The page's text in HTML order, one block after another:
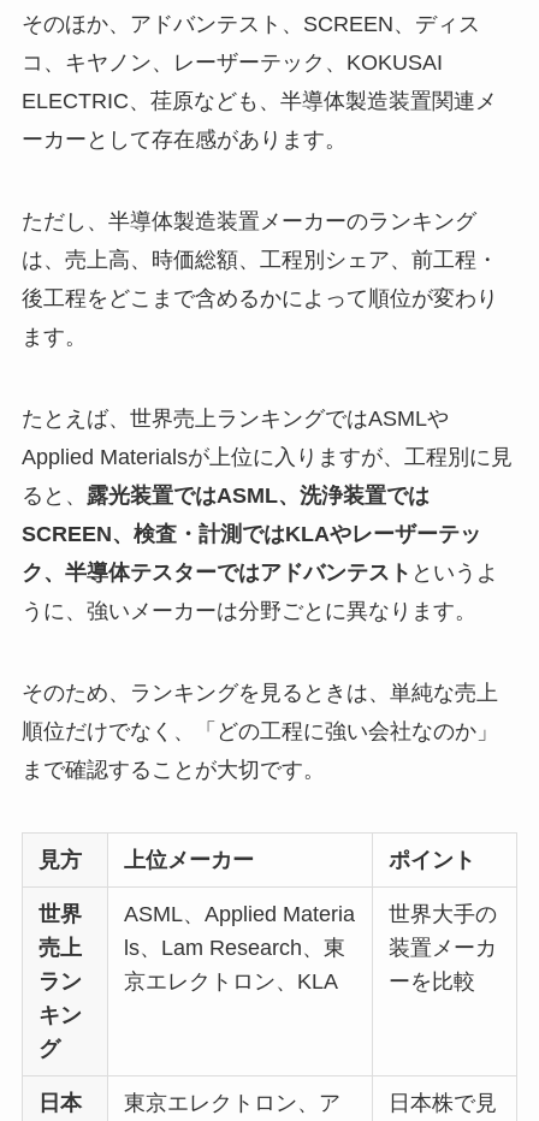
そのほか、アドバンテスト、SCREEN、ディス
コ、キヤノン、レーザーテック、KOKUSAI
ELECTRIC、荏原なども、半導体製造装置関連メ
ーカーとして存在感があります。
ただし、半導体製造装置メーカーのランキング
は、売上高、時価総額、工程別シェア、前工程・
後工程をどこまで含めるかによって順位が変わり
ます。
たとえば、世界売上ランキングではASMLや
Applied Materialsが上位に入りますが、工程別に見
ると、 露光装置ではASML、洗浄装置では
SCREEN、検査・計測ではKLAやレーザーテッ
ク、半導体テスターではアドバンテスト というよ
うに、強いメーカーは分野ごとに異なります。
そのため、ランキングを見るときは、単純な売上
順位だけでなく、「どの工程に強い会社なのか」
まで確認することが大切です。
見方 上位メーカー ポイント
世界
売上
ラン
キン
グ
ASML、Applied Materia
ls、Lam Research、東
京エレクトロン、KLA
世界大手の
装置メーカ
ーを比較
日本 東京エレクトロン、ア 日本株で見